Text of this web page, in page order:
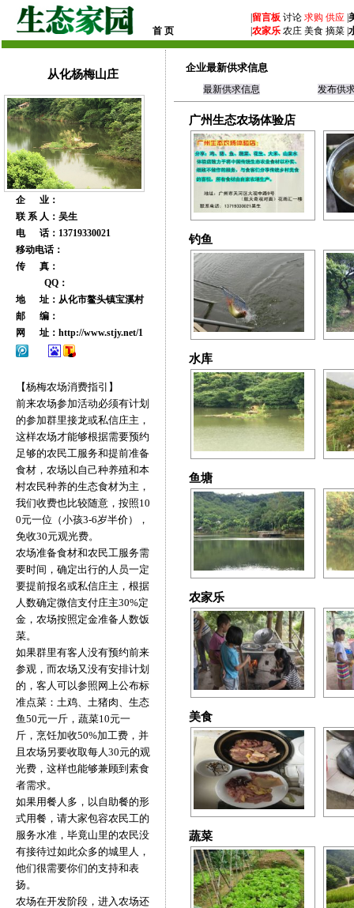
首 页
留言板 讨论 求购 供应
农家乐 农庄 美食 摘菜 |
从化杨梅山庄
企 业：
联 系 人：吴生
电 话：13719330021
移动电话：
传 真：
QQ：
地 址：从化市鳌头镇宝溪村
邮 编：
网 址： http://www.stjy.net/1
【杨梅农场消费指引】
前来农场参加活动必须有计划
的参加群里接龙或私信庄主，
这样农场才能够根据需要预约
足够的农民工服务和提前准备
食材，农场以自己种养殖和本
村农民种养的生态食材为主，
我们收费也比较随意，按照10
0元一位（小孩3-6岁半价），
免收30元观光费。
农场准备食材和农民工服务需
要时间，确定出行的人员一定
要提前报名或私信庄主，根据
人数确定微信支付庄主30%定
金，农场按照定金准备人数饭
菜。
如果群里有客人没有预约前来
参观，而农场又没有安排计划
的，客人可以参照网上公布标
准点菜：土鸡、土猪肉、生态
鱼50元一斤，蔬菜10元一
斤，烹饪加收50%加工费，并
且农场另要收取每人30元的观
光费，这样也能够兼顾到素食
者需求。
如果用餐人多，以自助餐的形
式用餐，请大家包容农民工的
服务水准，毕竟山里的农民没
有接待过如此众多的城里人，
他们很需要你们的支持和表
扬。
农场在开发阶段，进入农场还
企业最新供求信息
最新供求信息 发布供
广州生态农场体验店
钓鱼
水库
鱼塘
农家乐
美食
蔬菜